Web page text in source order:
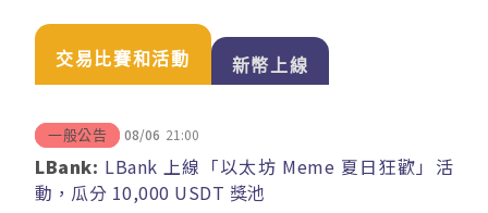
交易比賽和活動 新幣上線
一般公告 08/06 21:00
LBank: LBank 上線「以太坊 Meme 夏日狂歡」活
動，瓜分 10,000 USDT 獎池